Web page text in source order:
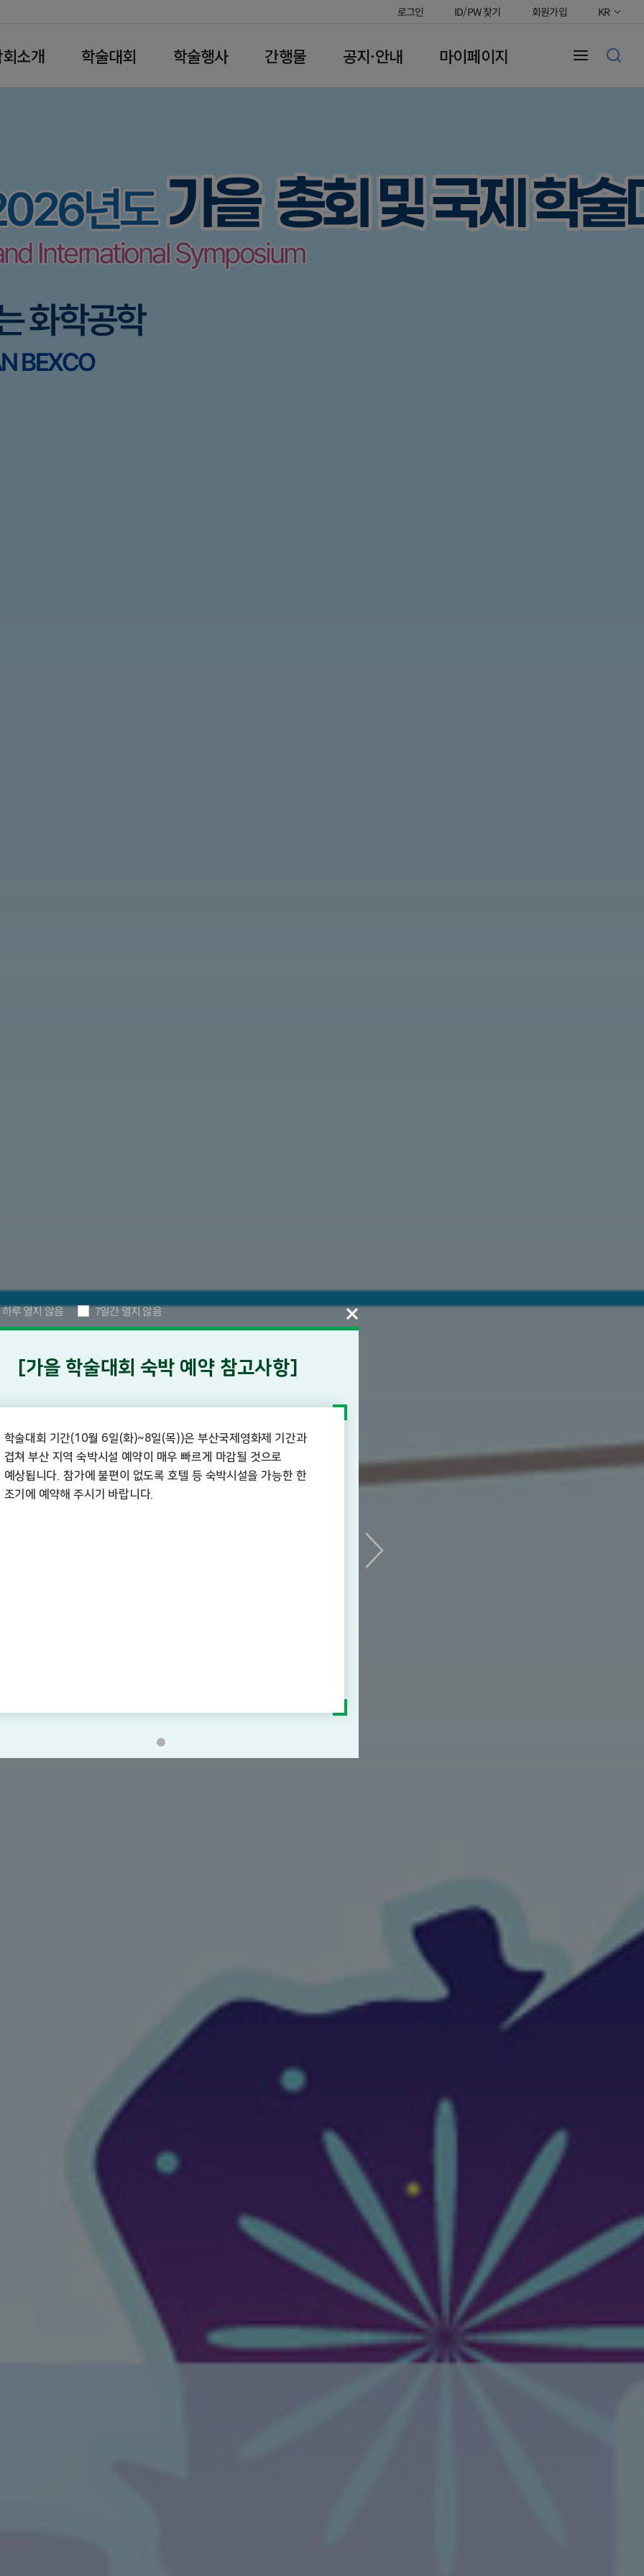
로그인 ID/PW 찾기 회원가입 KR
소개 학술대회 학술행사 간행물 공지·안내 마이페이지
루 열지 않음 7일간 열지 않음